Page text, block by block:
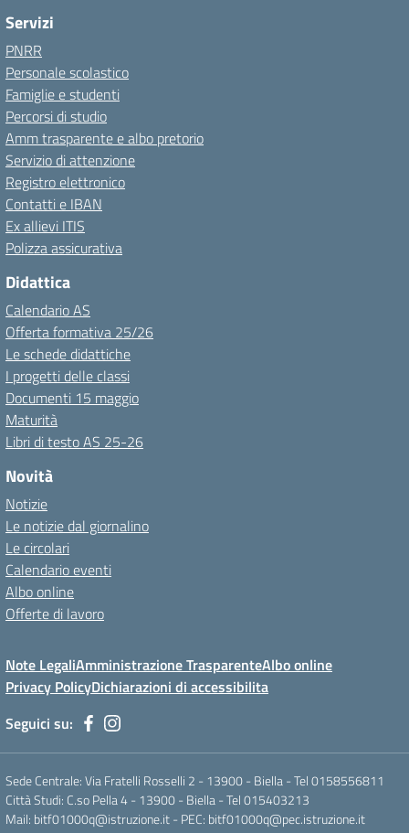
Servizi
PNRR
Personale scolastico
Famiglie e studenti
Percorsi di studio
Amm trasparente e albo pretorio
Servizio di attenzione
Registro elettronico
Contatti e IBAN
Ex allievi ITIS
Polizza assicurativa
Didattica
Calendario AS
Offerta formativa 25/26
Le schede didattiche
I progetti delle classi
Documenti 15 maggio
Maturità
Libri di testo AS 25-26
Novità
Notizie
Le notizie dal giornalino
Le circolari
Calendario eventi
Albo online
Offerte di lavoro
Note LegaliAmministrazione TrasparenteAlbo online
Privacy PolicyDichiarazioni di accessibilita
Seguici su:
Sede Centrale: Via Fratelli Rosselli 2 - 13900 - Biella - Tel 0158556811
Città Studi: C.so Pella 4 - 13900 - Biella - Tel 015403213
Mail: bitf01000q@istruzione.it- PEC: bitf01000q@pec.istruzione.it